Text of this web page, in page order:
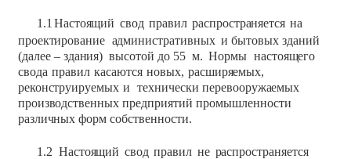
1.1 Настоящий свод правил распространяется на
проектирование административных ибытовых зданий
(далее – здания) высотой до 55 м. Нормы настоящего
свода правил касаются новых, расширяемых,
реконструируемых и технически перевооружаемых
производственных предприятий промышленности
различных форм собственности.
1.2 Настоящий свод правил не распространяется